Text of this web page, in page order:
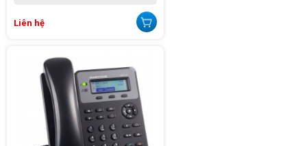
Liên hệ